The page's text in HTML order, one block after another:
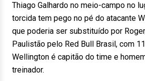
Thiago Galhardo no meio-campo no
torcida tem pego no pé do atacante
que poderia ser substituído por
Paulistão pelo Red Bull Brasil, com
Wellington é capitão do time e
treinador.